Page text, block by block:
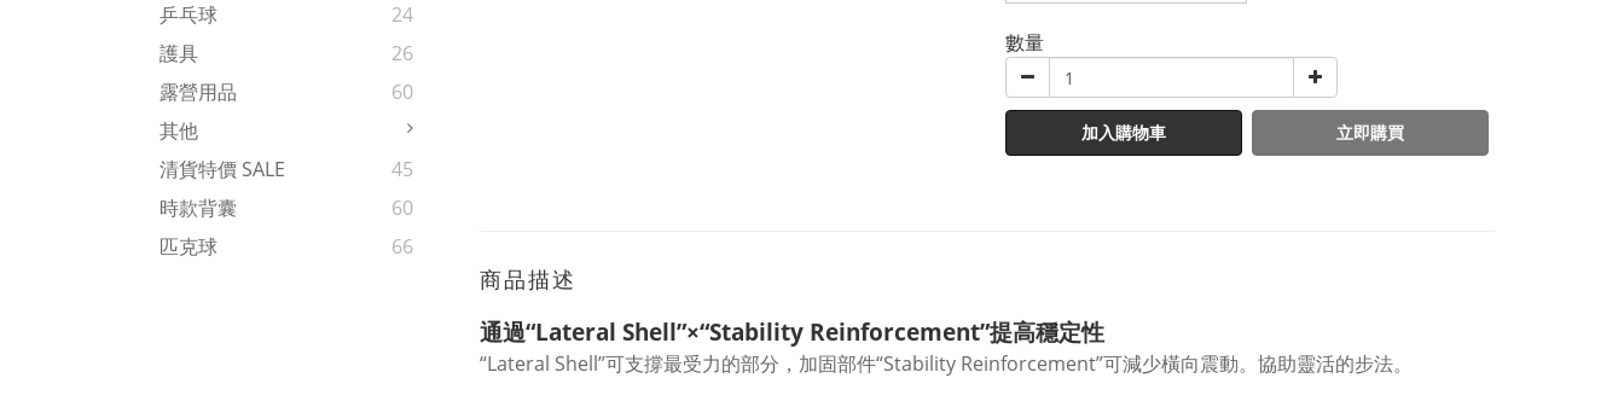
乒乓球
24
護具
26
露營用品
60
其他
清貨特價 SALE
45
時款背囊
60
匹克球
66
數量
加入購物車 立即購買
商品描述
通過“Lateral Shell”×“Stability Reinforcement”提高穩定性
“Lateral Shell”可支撐最受力的部分，加固部件“Stability Reinforcement”可減少橫向震動。協助靈活的步法。